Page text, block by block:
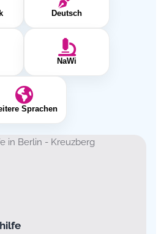
Deutsch
NaWi
Sprachen